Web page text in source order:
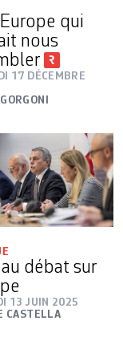
qui
nous
17 DÉCEMBRE
débat sur
13 JUIN 2025
CASTELLA